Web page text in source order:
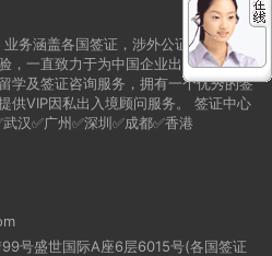
务涵盖各国签证，涉外公证，领事认
，一直致力于为中国企业出国商务考
学及签证咨询服务，拥有一个优秀的签
供VIP因私出入境顾问服务。 签证中心
汉✅广州✅深圳✅成都✅香港
号盛世国际A座6层6015号(各国签证